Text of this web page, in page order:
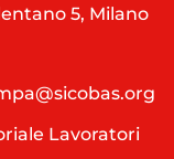
5, Milano
Lavoratori